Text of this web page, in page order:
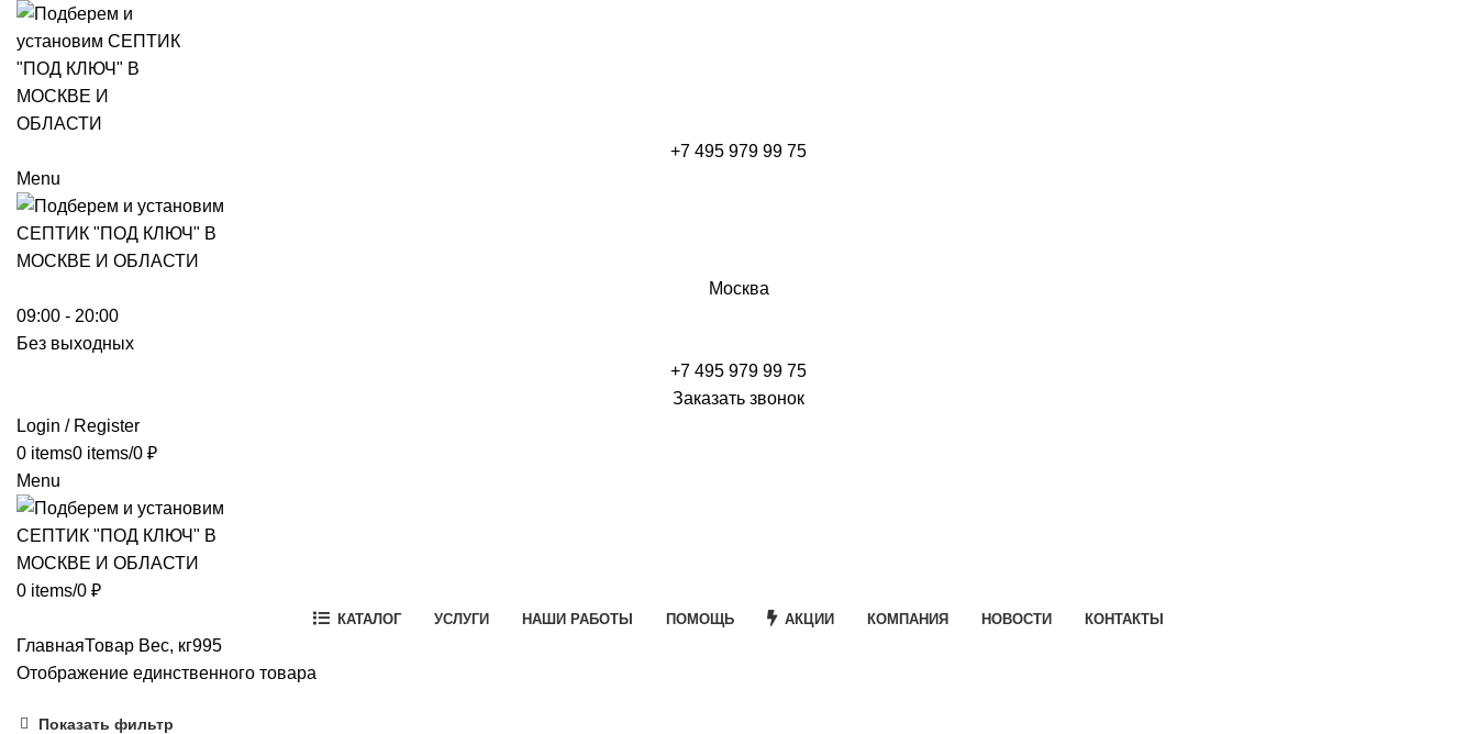
+7 495 979 99 75
Menu
Москва
09:00 - 20:00
Без выходных
+7 495 979 99 75
Заказать звонок
Login / Register
0 items0 items/0 ₽
Menu
0 items/0 ₽
КАТАЛОГ УСЛУГИ НАШИ РАБОТЫ ПОМОЩЬ АКЦИИ КОМПАНИЯ НОВОСТИ КОНТАКТЫ
ГлавнаяТовар Вес, кг995
Отображение единственного товара
Показать фильтр